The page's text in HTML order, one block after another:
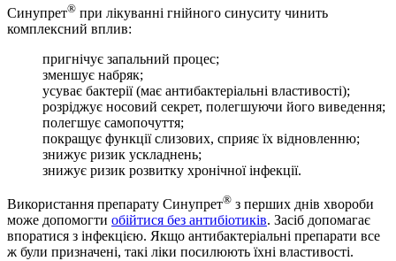
Синупрет® при лікуванні гнійного синуситу чинить
комплексний вплив:
пригнічує запальний процес;
зменшує набряк;
усуває бактерії (має антибактеріальні властивості);
розріджує носовий секрет, полегшуючи його виведення;
полегшує самопочуття;
покращує функції слизових, сприяє їх відновленню;
знижує ризик ускладнень;
знижує ризик розвитку хронічної інфекції.
Використання препарату Синупрет® з перших днів хвороби
може допомогти обійтися без антибіотиків. Засіб допомагає
впоратися з інфекцією. Якщо антибактеріальні препарати все
ж були призначені, такі ліки посилюють їхні властивості.